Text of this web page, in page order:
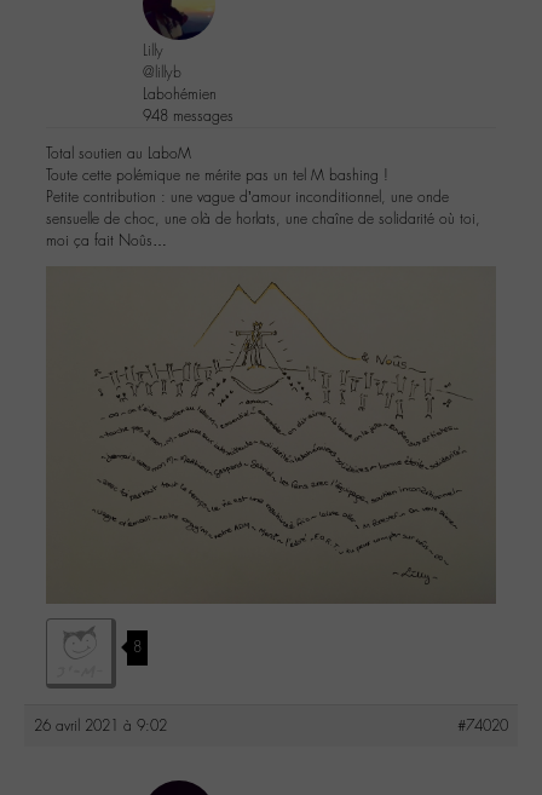
Lilly
@lillyb
Labohémien
948 messages
Total soutien au LaboM
Toute cette polémique ne mérite pas un tel M bashing !
Petite contribution : une vague d’amour inconditionnel, une onde
sensuelle de choc, une olà de horlats, une chaîne de solidarité où toi,
moi ça fait Noûs…
8
26 avril 2021 à 9:02 #74020